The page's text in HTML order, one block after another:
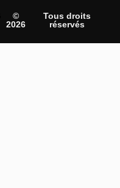
©
2026
Tous droits
réservés